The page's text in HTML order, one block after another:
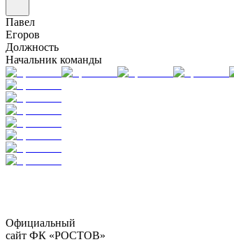
Павел
Егоров
Должность
Начальник команды
Официальный
сайт ФК «РОСТОВ»